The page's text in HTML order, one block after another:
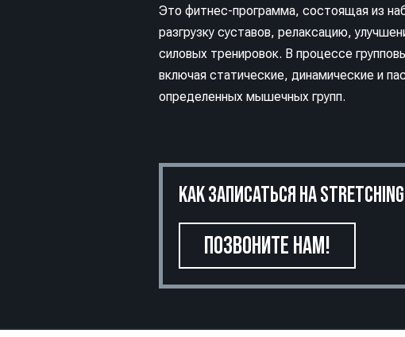
Это фитнес-программа, состоящая из
разгрузку суставов, релаксацию,
силовых тренировок. В процессе
включая статические, динамические и
определенных мышечных групп.
КАК ЗАПИСАТЬСЯ НА
ПОЗВОНИТЕ НАМ!